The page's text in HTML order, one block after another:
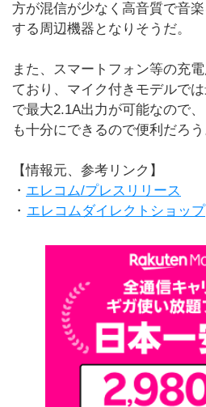
方が混信が少なく高音質で音
する周辺機器となりそうだ。
また、スマートフォン等の充
ており、マイク付きモデルで
で最大2.1A出力が可能なので
も十分にできるので便利だろう
【情報元、参考リンク】
・ エレコム/プレスリリース
・ エレコムダイレクトショップ